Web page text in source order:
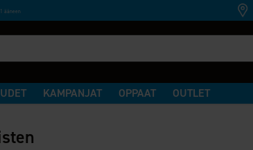
ääneen
KAMPANJAT OPPAAT OUTLET